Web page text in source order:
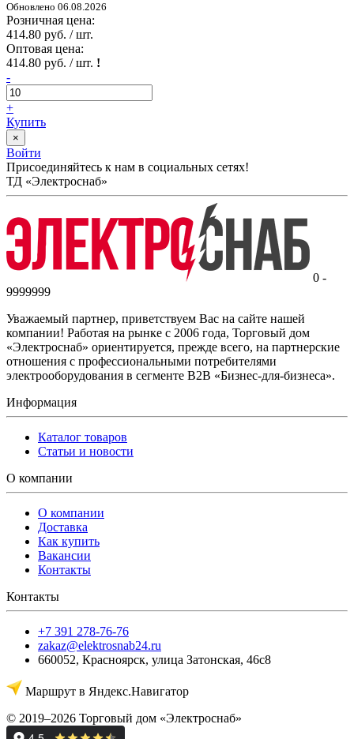
Обновлено 06.08.2026
Розничная цена:
414.80 руб. / шт.
Оптовая цена:
414.80 руб. / шт. !
-
+
Купить
×
Войти
Присоединяйтесь к нам в социальных сетях!
ТД «Электроснаб»
0 -
9999999
Уважаемый партнер, приветствуем Вас на сайте нашей
компании! Работая на рынке с 2006 года, Торговый дом
«Электроснаб» ориентируется, прежде всего, на партнерские
отношения с профессиональными потребителями
электрооборудования в сегменте B2B «Бизнес-для-бизнеса».
Информация
Каталог товаров
Статьи и новости
О компании
О компании
Доставка
Как купить
Вакансии
Контакты
Контакты
+7 391 278-76-76
zakaz@elektrosnab24.ru
660052, Красноярск, улица Затонская, 46с8
Маршрут в Яндекс.Навигатор
© 2019–2026 Торговый дом «Электроснаб»